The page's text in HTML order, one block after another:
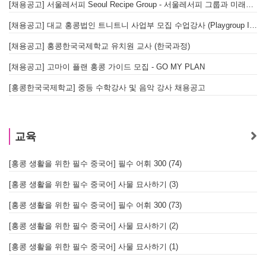
[채용공고] 홍콩한국국제학교 유치원 교사 (한국과정)
[채용공고] 고마이 플랜 홍콩 가이드 모집 - GO MY PLAN
[홍콩한국국제학교] 중등 수학강사 및 음악 강사 채용공고
교육
[홍콩 생활을 위한 필수 중국어] 필수 어휘 300 (74)
[홍콩 생활을 위한 필수 중국어] 사물 묘사하기 (3)
[홍콩 생활을 위한 필수 중국어] 필수 어휘 300 (73)
[홍콩 생활을 위한 필수 중국어] 사물 묘사하기 (2)
[홍콩 생활을 위한 필수 중국어] 사물 묘사하기 (1)